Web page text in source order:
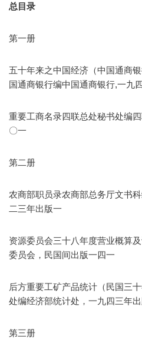
总目录
第一册
五十年来之中国经济（中国通商
国通商银行编中国通商银行,一九
重要工商名录四联总处秘书处编
〇一
第二册
农商部职员录农商部总务厅文书
二三年出版一
资源委员会三十八年度营业概算
委员会，民国间出版一四一
后方重要工矿产品统计（民国三
处编经济部统计处，一九四三年
第三册